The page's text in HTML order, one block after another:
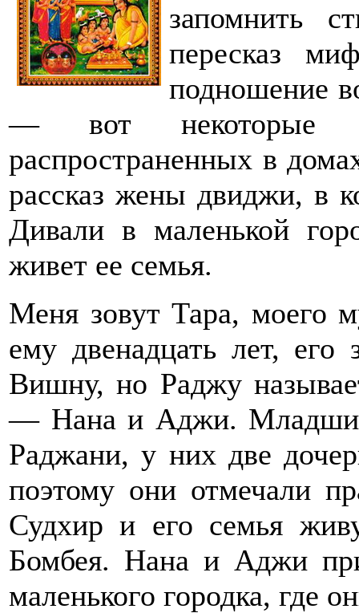
запомнить
пересказ
подношение
— вот некоторые
распространенных в
рассказ жены двиджи, в
Дивали в маленькой
живет ее семья.
Меня зовут Тара,
ему двенадцать лет,
Вишну, но Раджу
— Нана и Аджи.
Раджани, у них две
поэтому они отмечали
Судхир и его семья
Бомбея. Нана и Аджи
маленького городка, где